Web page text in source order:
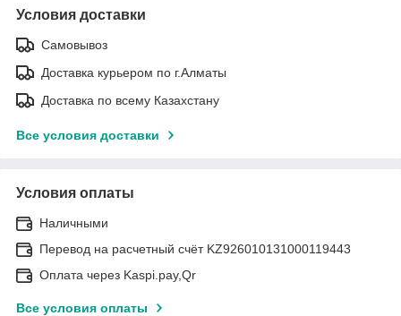
Условия доставки
Самовывоз
Доставка курьером по г.Алматы
Доставка по всему Казахстану
Все условия доставки
Условия оплаты
Наличными
Перевод на расчетный счёт KZ926010131000119443
Оплата через Kaspi.pay,Qr
Все условия оплаты